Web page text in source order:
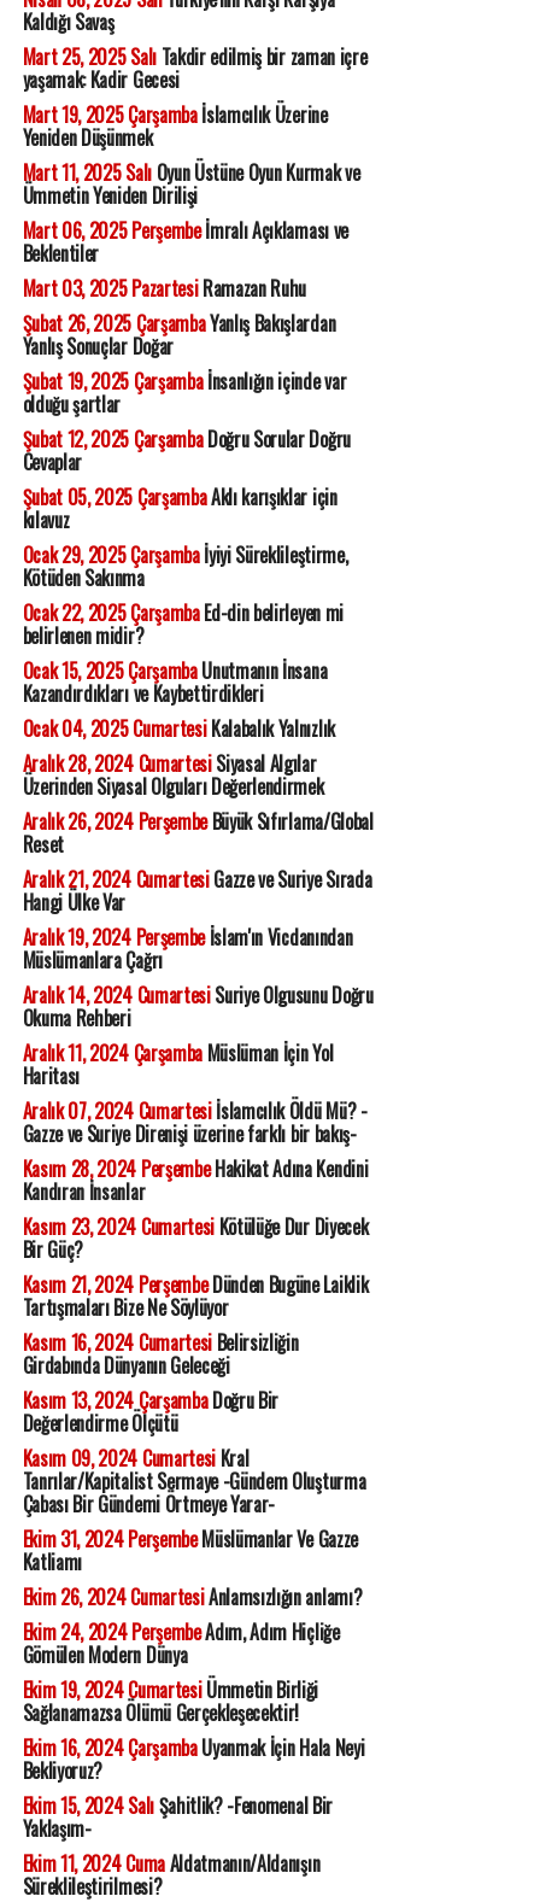
Kaldığı Savaş
Mart 25, 2025 SalıTakdir edilmiş bir zaman içre
yaşamak: Kadir Gecesi
Mart 19, 2025 Çarşambaİslamcılık Üzerine
Yeniden Düşünmek
Mart 11, 2025 SalıOyun Üstüne Oyun Kurmak ve
Ümmetin Yeniden Dirilişi
Mart 06, 2025 Perşembeİmralı Açıklaması ve
Beklentiler
Mart 03, 2025 PazartesiRamazan Ruhu
Şubat 26, 2025 ÇarşambaYanlış Bakışlardan
Yanlış Sonuçlar Doğar
Şubat 19, 2025 Çarşambaİnsanlığın içinde var
olduğu şartlar
Şubat 12, 2025 ÇarşambaDoğru Sorular Doğru
Cevaplar
Şubat 05, 2025 ÇarşambaAklı karışıklar için
kılavuz
Ocak 29, 2025 Çarşambaİyiyi Süreklileştirme,
Kötüden Sakınma
Ocak 22, 2025 ÇarşambaEd-din belirleyen mi
belirlenen midir?
Ocak 15, 2025 ÇarşambaUnutmanın İnsana
Kazandırdıkları ve Kaybettirdikleri
Ocak 04, 2025 CumartesiKalabalık Yalnızlık
Aralık 28, 2024 CumartesiSiyasal Algılar
Üzerinden Siyasal Olguları Değerlendirmek
Aralık 26, 2024 PerşembeBüyük Sıfırlama/Global
Reset
Aralık 21, 2024 CumartesiGazze ve Suriye Sırada
Hangi Ülke Var
Aralık 19, 2024 Perşembeİslam'ın Vicdanından
Müslümanlara Çağrı
Aralık 14, 2024 CumartesiSuriye Olgusunu Doğru
Okuma Rehberi
Aralık 11, 2024 ÇarşambaMüslüman İçin Yol
Haritası
Aralık 07, 2024 Cumartesiİslamcılık Öldü Mü? -
Gazze ve Suriye Direnişi üzerine farklı bir bakış-
Kasım 28, 2024 PerşembeHakikat Adına Kendini
Kandıran İnsanlar
Kasım 23, 2024 CumartesiKötülüğe Dur Diyecek
Bir Güç?
Kasım 21, 2024 PerşembeDünden Bugüne Laiklik
Tartışmaları Bize Ne Söylüyor
Kasım 16, 2024 CumartesiBelirsizliğin
Girdabında Dünyanın Geleceği
Kasım 13, 2024 ÇarşambaDoğru Bir
Değerlendirme Ölçütü
Kasım 09, 2024 CumartesiKral
Tanrılar/Kapitalist Sermaye -Gündem Oluşturma
Çabası Bir Gündemi Örtmeye Yarar-
Ekim 31, 2024 PerşembeMüslümanlar Ve Gazze
Katliamı
Ekim 26, 2024 CumartesiAnlamsızlığın anlamı?
Ekim 24, 2024 PerşembeAdım, Adım Hiçliğe
Gömülen Modern Dünya
Ekim 19, 2024 CumartesiÜmmetin Birliği
Sağlanamazsa Ölümü Gerçekleşecektir!
Ekim 16, 2024 ÇarşambaUyanmak İçin Hala Neyi
Bekliyoruz?
Ekim 15, 2024 SalıŞahitlik? -Fenomenal Bir
Yaklaşım-
Ekim 11, 2024 CumaAldatmanın/Aldanışın
Süreklileştirilmesi?